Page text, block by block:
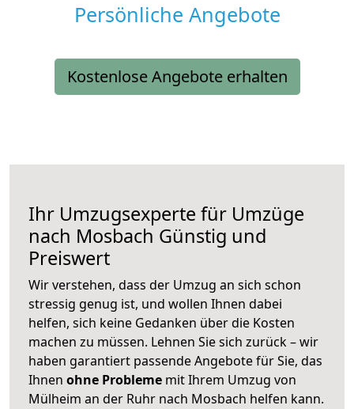
Persönliche Angebote
Kostenlose Angebote erhalten
Ihr Umzugsexperte für Umzüge
nach Mosbach Günstig und
Preiswert
Wir verstehen, dass der Umzug an sich schon
stressig genug ist, und wollen Ihnen dabei
helfen, sich keine Gedanken über die Kosten
machen zu müssen. Lehnen Sie sich zurück – wir
haben garantiert passende Angebote für Sie, das
Ihnen ohne Probleme mit Ihrem Umzug von
Mülheim an der Ruhr nach Mosbach helfen kann.